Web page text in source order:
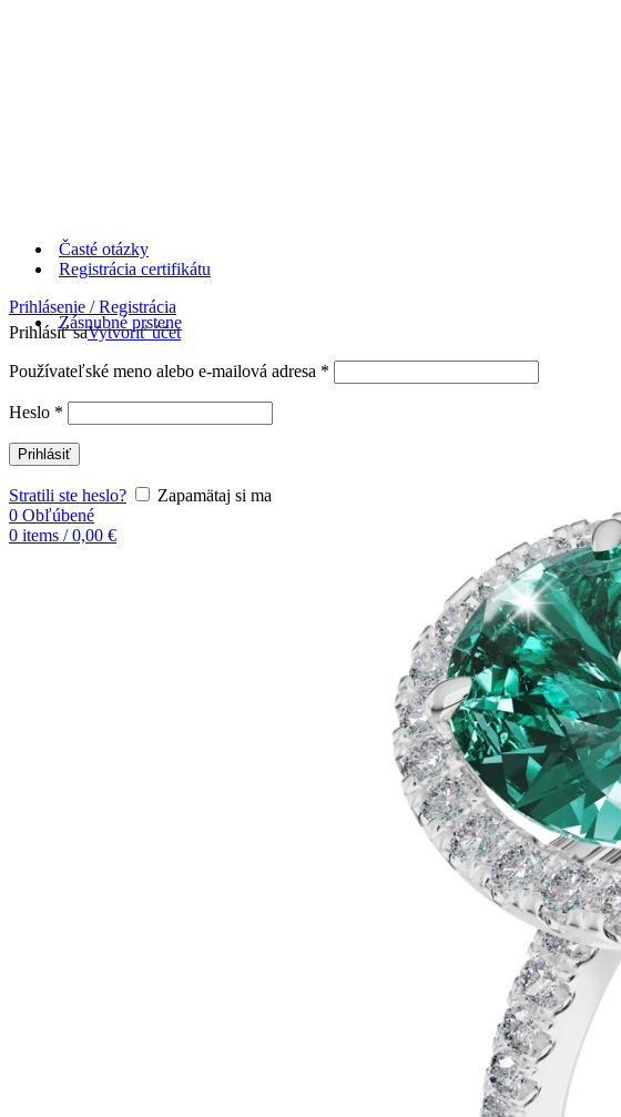
Časté otázky
Registrácia certifikátu
Prihlásenie / Registrácia
Prihlásiť saVytvoriť účet
Používateľské meno alebo e-mailová adresa *
Heslo *
Prihlásiť
Stratili ste heslo?
Zapamätaj si ma
0 Obľúbené
0 items / 0,00 €
Zásnubné prstene